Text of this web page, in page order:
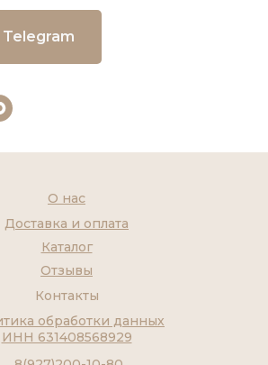
Контакты
Каталог
О нас
Доставка и оплата
Отзывы
обработки данных
ИНН 631408568929